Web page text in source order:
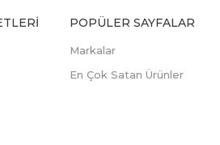
POPÜLER SAYFALAR
Markalar
En Çok Satan Ürünler